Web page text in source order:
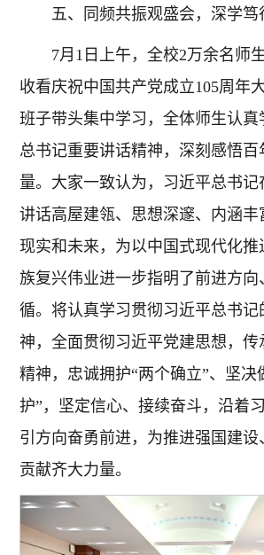
五、同频共振观盛会，深学笃
7月1日上午，全校2万余名师
收看庆祝中国共产党成立105周年
班子带头集中学习，全体师生认真
总书记重要讲话精神，深刻感悟百
量。大家一致认为，习近平总书记
讲话高屋建瓴、思想深邃、内涵丰
现实和未来，为以中国式现代化推
族复兴伟业进一步指明了前进方
循。将认真学习贯彻习近平总书记
神，全面贯彻习近平党建思想，
精神，忠诚拥护“两个确立”、坚决
护”，坚定信心、接续奋斗，沿着
引方向奋勇前进，为推进强国建设
贡献齐大力量。